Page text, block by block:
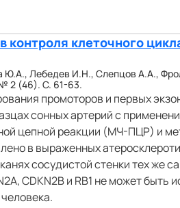
контроля клеточного
Ю.А., Лебедев И.Н., Слепцов А.А.,
2 (46). С. 61-63.
промоторов и первых
сонных артерий с
цепной реакции (МЧ-ПЦР) и
в выраженных
сосудистой стенки тех же
CDKN2B и RB1 не может быть